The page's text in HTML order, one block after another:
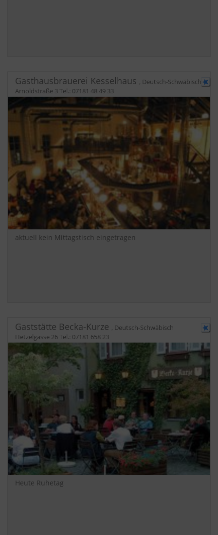
Gasthausbrauerei Kesselhaus , Deutsch-Schwäbisch
Arnoldstraße 3Tel.: 07181 48 49 33
aktuell kein Mittagstisch eingetragen
Gaststätte Becka-Kurze , Deutsch-Schwäbisch
Hetzelgasse 26Tel.: 07181 658 23
Heute Ruhetag